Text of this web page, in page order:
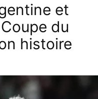
et
du
histoire